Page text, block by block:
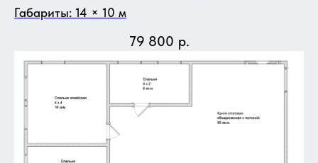
Габариты: 14 × 10 м
79 800 р.